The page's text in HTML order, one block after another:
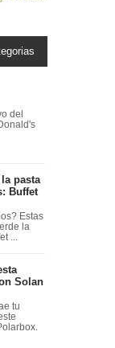
del
pasta
Buffet
Estas
la
...
Solan
tu